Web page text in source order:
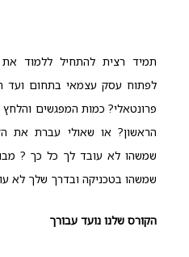
תמיד רצית להתחיל ללמוד את
לפתוח עסק עצמאי בתחום ועד
פרונטאלי? כמות המפגשים
הראשון? או שאולי עברת את
שמשהו לא עובד לך כל כך ?
שמשהו בטכניקה ובדרך שלך לא
הקורס שלנו נועד עבורך